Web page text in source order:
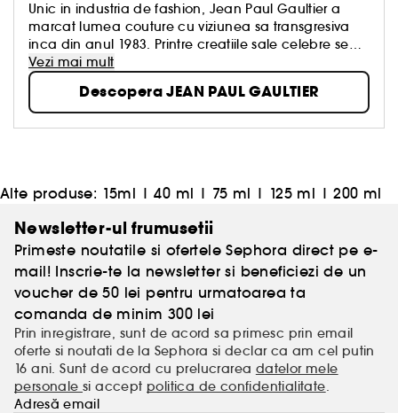
Unic in industria de fashion, Jean Paul Gaultier a
marcat lumea couture cu viziunea sa transgresiva
inca din anul 1983. Printre creatiile sale celebre se
numara la marinière, fusta pentru domni, corsetul
emblematic de dama purtat de Madonna sau
feminitatea parisiana transpusa in moda. Dupa ani
intregi de succes in fashion, “l’enfant terrible de la
mode” si-a extins universul unic si in industria
lansarea parfumului Scandal, o adevarata
reinterpretare a feminitatii, alaturi de noile parfumuri
Le Beau si La Belle lansate in 2019.
Vezi mai mult
Descopera JEAN PAUL GAULTIER
Alte produse: 15ml |40 ml | 75 ml | 125 ml |200 ml
Newsletter-ul frumusetii
Primeste noutatile si ofertele Sephora direct pe e-
mail! Inscrie-te la newsletter si beneficiezi de un
voucher de 50 lei pentru urmatoarea ta
comanda de minim 300 lei
Prin inregistrare, sunt de acord sa primesc prin email
oferte si noutati de la Sephora si declar ca am cel putin
16 ani. Sunt de acord cu prelucrarea datelor mele
personalesi accept politica de confidentialitate.
Adresă email